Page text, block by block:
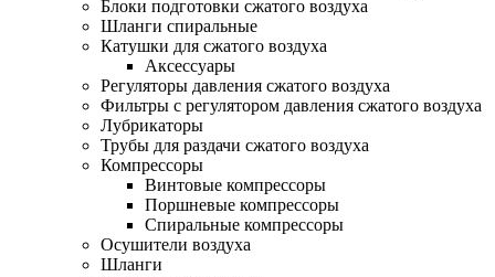
Блоки подготовки сжатого воздуха
Шланги спиральные
Катушки для сжатого воздуха
Аксессуары
Регуляторы давления сжатого воздуха
Фильтры с регулятором давления сжатого воздуха
Лубрикаторы
Трубы для раздачи сжатого воздуха
Компрессоры
Винтовые компрессоры
Поршневые компрессоры
Спиральные компрессоры
Осушители воздуха
Шланги